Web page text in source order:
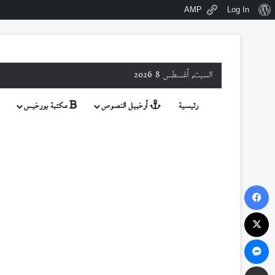
نبذةLog In
AMP
السبت, أغسطس 8 2026
رئيسية أرخبيل النصوص مكتبة بورخيس